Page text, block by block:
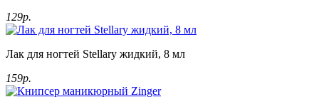
129р.
Лак для ногтей Stellary жидкий, 8 мл
159р.